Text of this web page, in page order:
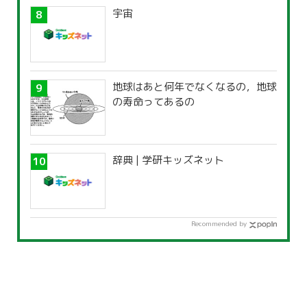
宇宙
地球はあと何年でなくなるの，地球
の寿命ってあるの
辞典 | 学研キッズネット
Recommended by